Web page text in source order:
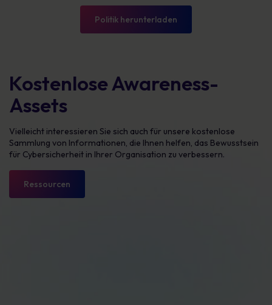
Politik herunterladen
Kostenlose Awareness-
Assets
Vielleicht interessieren Sie sich auch für unsere kostenlose
Sammlung von Informationen, die Ihnen helfen, das Bewusstsein
für Cybersicherheit in Ihrer Organisation zu verbessern.
Ressourcen